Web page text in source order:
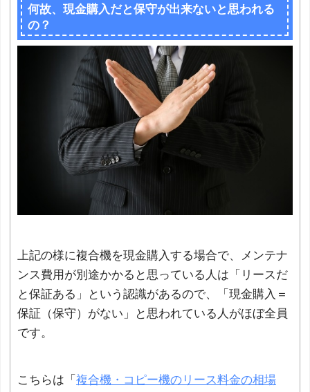
何故、現金購入だと保守が出来ないと思われる
の？
上記の様に複合機を現金購入する場合で、メンテナ
ンス費用が別途かかると思っている人は「リースだ
と保証ある」という認識があるので、「現金購入＝
保証（保守）がない」と思われている人がほぼ全員
です。
こちらは「 複合機・コピー機のリース料金の相場